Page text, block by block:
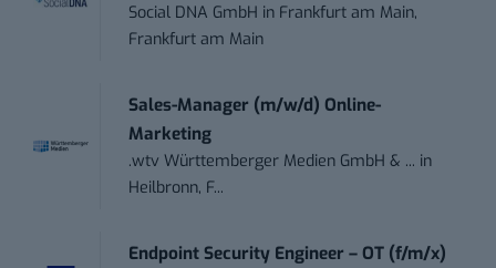
Social DNA GmbH in Frankfurt am Main,
Frankfurt am Main
Sales-Manager (m/w/d) Online-
Marketing
.wtv Württemberger Medien GmbH & ... in
Heilbronn, F...
Endpoint Security Engineer – OT (f/m/x)